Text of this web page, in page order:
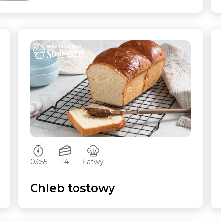
Czas przygotowywania:
03:55
Ilość porcji:
14
Poziom trudności:
Łatwy
Chleb tostowy